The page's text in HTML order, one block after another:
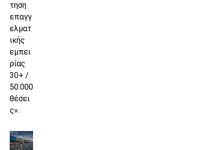
τηση
επαγγ
ελματ
ικής
εμπει
ρίας
30+ /
50.000
θέσει
ς».